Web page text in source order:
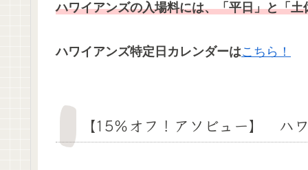
ハワイアンズの入場料には、「平日」と「
ハワイアンズ特定日カレンダーはこちら！
【15％オフ！アソビュー】 ハ